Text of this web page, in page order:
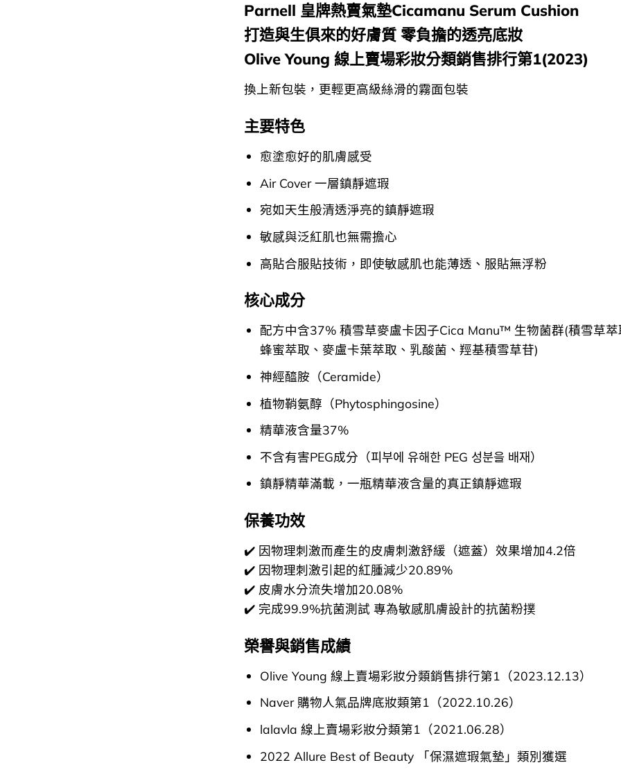
Parnell 皇牌熱賣氣墊Cicamanu Serum Cushion
打造與生俱來的好膚質 零負擔的透亮底妝
Olive Young 線上賣場彩妝分類銷售排行第1(2023)
換上新包裝，更輕更高級絲滑的霧面包裝
主要特色
愈塗愈好的肌膚感受
Air Cover 一層鎮靜遮瑕
宛如天生般清透淨亮的鎮靜遮瑕
敏感與泛紅肌也無需擔心
高貼合服貼技術，即使敏感肌也能薄透、服貼無浮粉
核心成分
配方中含37% 積雪草麥盧卡因子Cica Manu™ 生物菌群(積雪草萃
蜂蜜萃取、麥盧卡葉萃取、乳酸菌、羥基積雪草苷)
神經醯胺（Ceramide）
植物鞘氨醇（Phytosphingosine）
精華液含量37%
不含有害PEG成分（피부에 유해한 PEG 성분을 배재）
鎮靜精華滿載，一瓶精華液含量的真正鎮靜遮瑕
保養功效
✔️ 因物理刺激而產生的皮膚刺激舒緩（遮蓋）效果增加4.2倍
✔️ 因物理刺激引起的紅腫減少20.89%
✔️ 皮膚水分流失增加20.08%
✔️ 完成99.9%抗菌測試 專為敏感肌膚設計的抗菌粉撲
榮譽與銷售成績
Olive Young 線上賣場彩妝分類銷售排行第1（2023.12.13）
Naver 購物人氣品牌底妝類第1（2022.10.26）
lalavla 線上賣場彩妝分類第1（2021.06.28）
2022 Allure Best of Beauty 「保濕遮瑕氣墊」類別獲選